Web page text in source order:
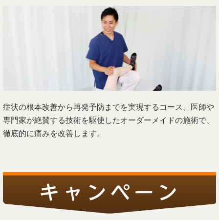
症状の根本改善から再発予防までを実現するコース。医師や
専門家が絶賛する技術を駆使したオーダーメイドの施術で、
徹底的に痛みを改善します。